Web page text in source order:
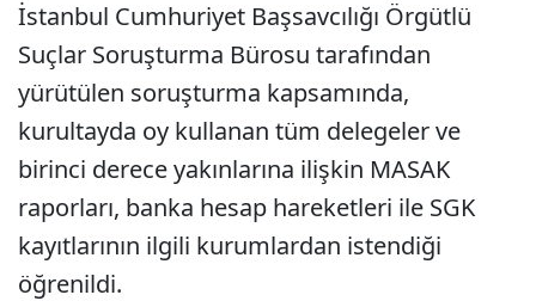
İstanbul Cumhuriyet Başsavcılığı Örgütlü
Suçlar Soruşturma Bürosu tarafından
yürütülen soruşturma kapsamında,
kurultayda oy kullanan tüm delegeler ve
birinci derece yakınlarına ilişkin MASAK
raporları, banka hesap hareketleri ile SGK
kayıtlarının ilgili kurumlardan istendiği
öğrenildi.